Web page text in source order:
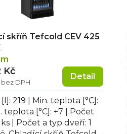
skříň Tefcold CEV 425
bez DPH
Kč Detail
219 | Min. teplota [°C]:
teplota [°C]: +7 | Počet
| Počet a typ dveří: 1